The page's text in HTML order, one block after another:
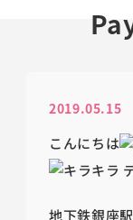
2019.05.15
こんにちは
地下鉄銀座